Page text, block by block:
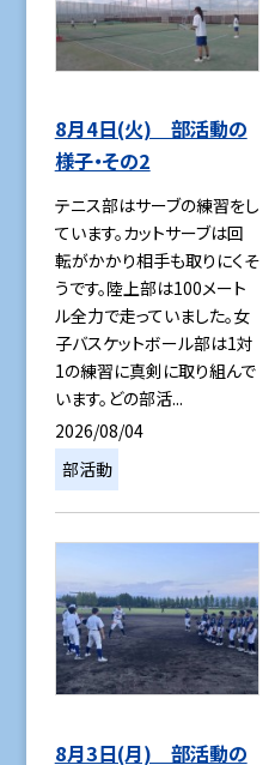
8月4日(火) 部活動の
様子・その2
テニス部はサーブの練習をし
ています。カットサーブは回
転がかかり相手も取りにくそ
うです。陸上部は100メート
ル全力で走っていました。女
子バスケットボール部は1対
1の練習に真剣に取り組んで
います。どの部活...
2026/08/04
部活動
8月3日(月) 部活動の